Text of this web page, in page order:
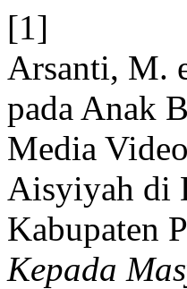
[1]
Arsanti, M.
pada Anak
Media
Aisyiyah di
Kabupaten
Kepada